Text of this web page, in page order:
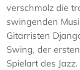
verschmolz die
swingenden
Gitarristen
Swing, der
Spielart des Jazz.